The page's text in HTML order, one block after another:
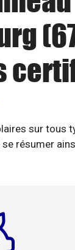
sur
résumer